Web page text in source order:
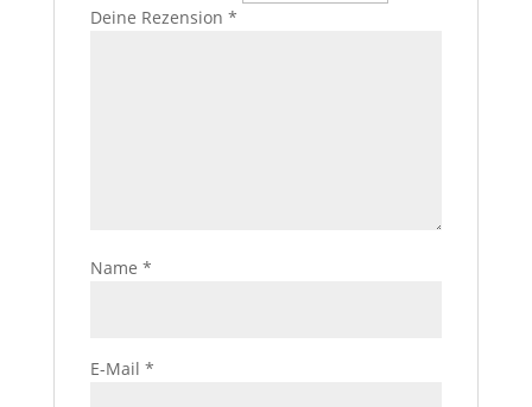
Deine Rezension *
Name *
E-Mail *